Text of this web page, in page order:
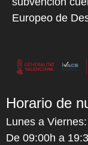
Europeo de
Horario de
Lunes a Viernes:
De 09:00h a